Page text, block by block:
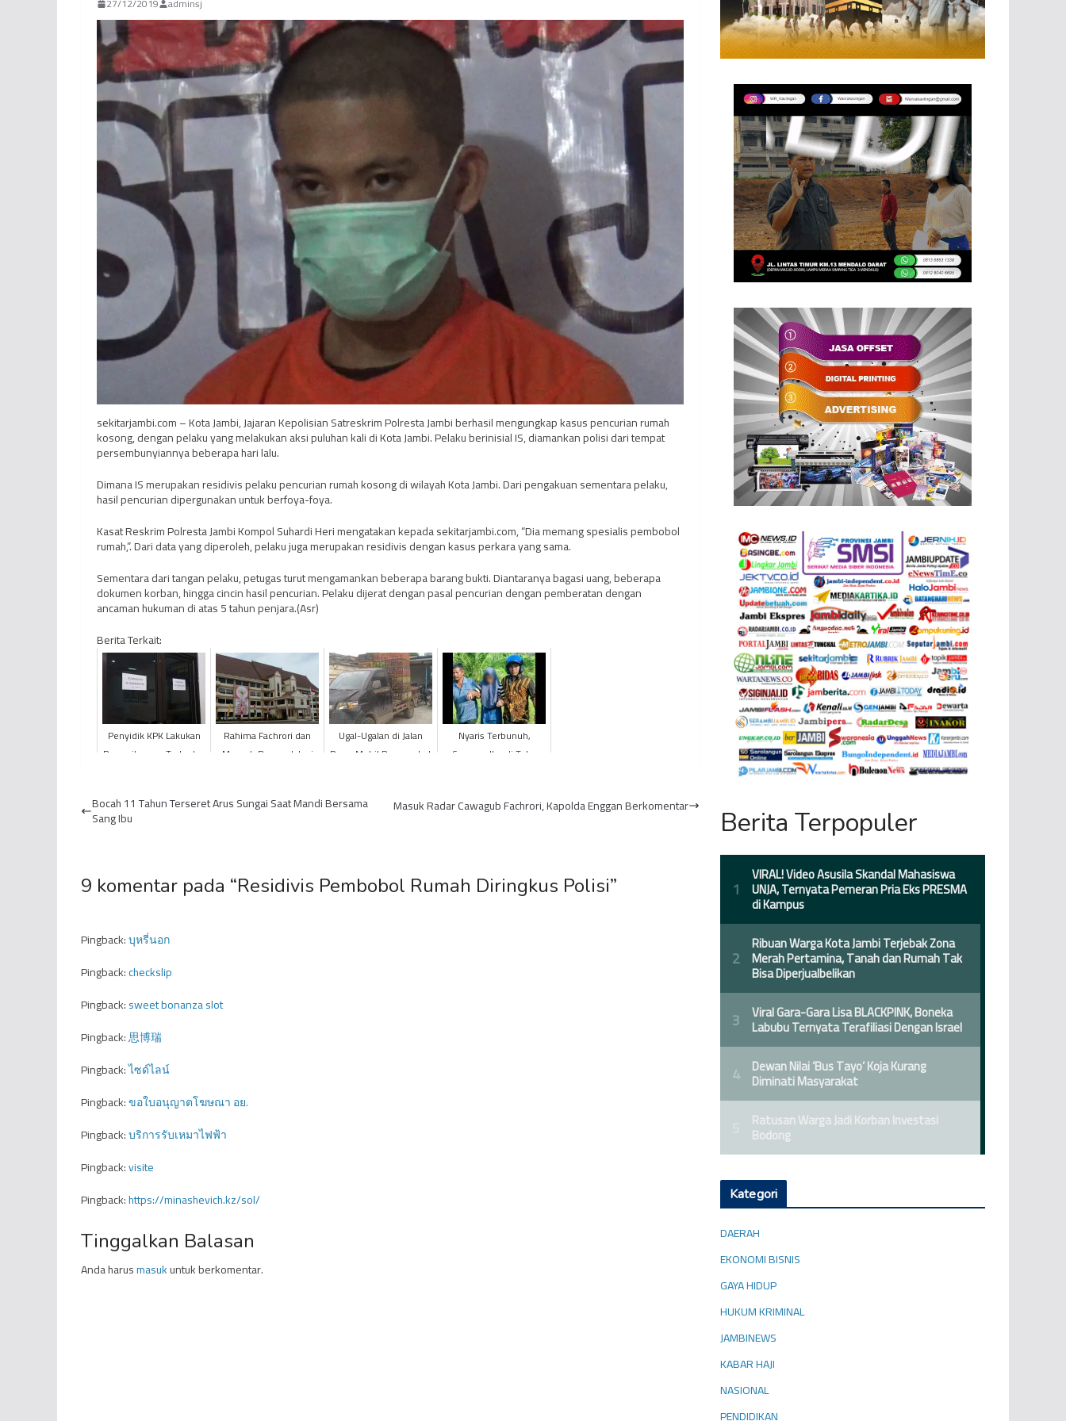
27/12/2019 adminsj
sekitarjambi.com – Kota Jambi, Jajaran Kepolisian Satreskrim Polresta Jambi berhasil mengungkap kasus pencurian rumah
kosong, dengan pelaku yang melakukan aksi puluhan kali di Kota Jambi. Pelaku berinisial IS, diamankan polisi dari tempat
persembunyiannya beberapa hari lalu.
Dimana IS merupakan residivis pelaku pencurian rumah kosong di wilayah Kota Jambi. Dari pengakuan sementara pelaku,
hasil pencurian dipergunakan untuk berfoya-foya.
Kasat Reskrim Polresta Jambi Kompol Suhardi Heri mengatakan kepada sekitarjambi.com, “Dia memang spesialis pembobol
rumah,”. Dari data yang diperoleh, pelaku juga merupakan residivis dengan kasus perkara yang sama.
Sementara dari tangan pelaku, petugas turut mengamankan beberapa barang bukti. Diantaranya bagasi uang, beberapa
dokumen korban, hingga cincin hasil pencurian. Pelaku dijerat dengan pasal pencurian dengan pemberatan dengan
ancaman hukuman di atas 5 tahun penjara.(Asr)
Berita Terkait:
Penyidik KPK Lakukan
Pemeriksaaan Terhadap
Rahima Fachrori dan
Masnah Busyro Jalani
Ugal-Ugalan di Jalan
Raya, Mobil Pengangkut
Nyaris Terbunuh,
Seorang Ibu di Tebo
Bocah 11 Tahun Terseret Arus Sungai Saat Mandi Bersama
Sang Ibu
Masuk Radar Cawagub Fachrori, Kapolda Enggan Berkomentar
9 komentar pada “Residivis Pembobol Rumah Diringkus Polisi”
Pingback:บุหรี่นอก
Pingback:checkslip
Pingback:sweet bonanza slot
Pingback:思博瑞
Pingback:ไซด์ไลน์
Pingback:ขอใบอนุญาตโฆษณา อย.
Pingback:บริการรับเหมาไฟฟ้า
Pingback:visite
Pingback:https://minashevich.kz/sol/
Tinggalkan Balasan
Anda harusmasukuntuk berkomentar.
Berita Terpopuler
Kategori
DAERAH
EKONOMI BISNIS
GAYA HIDUP
HUKUM KRIMINAL
JAMBINEWS
KABAR HAJI
NASIONAL
PENDIDIKAN